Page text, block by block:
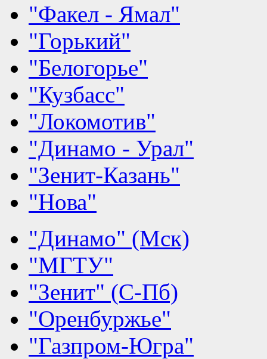
"Факел - Ямал"
"Горький"
"Белогорье"
"Кузбасс"
"Локомотив"
"Динамо - Урал"
"Зенит-Казань"
"Нова"
"Динамо" (Мск)
"МГТУ"
"Зенит" (С-Пб)
"Оренбуржье"
"Газпром-Югра"